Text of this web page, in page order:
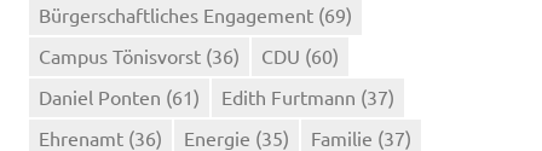
Bürgerschaftliches Engagement (69)
Campus Tönisvorst (36) CDU (60)
Daniel Ponten (61) Edith Furtmann (37)
Ehrenamt (36) Energie (35) Familie (37)